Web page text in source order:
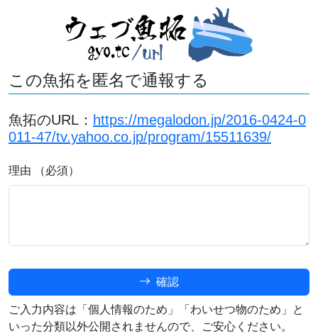
この魚拓を匿名で通報する
魚拓のURL： https://megalodon.jp/2016-0424-0
011-47/tv.yahoo.co.jp/program/15511639/
理由 （必須）
確認
ご入力内容は「個人情報のため」「わいせつ物のため」と
いった分類以外公開されませんので、ご安心ください。